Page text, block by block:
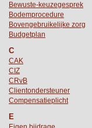
Bewuste-keuzegesprek
Bodemprocedure
Bovengebruikelijke zorg
Budgetplan
C
CAK
CIZ
CRvB
Clientondersteuner
Compensatieplicht
E